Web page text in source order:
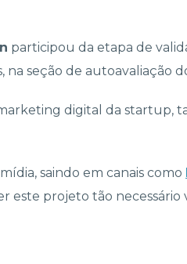
participou da etapa de
seção de autoavaliação
digital da startup,
saindo em canais como
este projeto tão necessário